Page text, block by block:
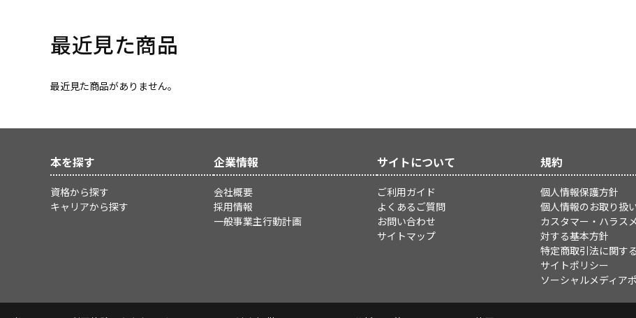
最近見た商品
最近見た商品がありません。
本を探す
資格から探す
キャリアから探す
企業情報
会社概要
採用情報
一般事業主行動計画
サイトについて
ご利用ガイド
よくあるご質問
お問い合わせ
サイトマップ
規約
個人情報保護方針
個人情報のお取り扱
カスタマー・ハラス
対する基本方針
特定商取引法に関す
サイトポリシー
ソーシャルメディア